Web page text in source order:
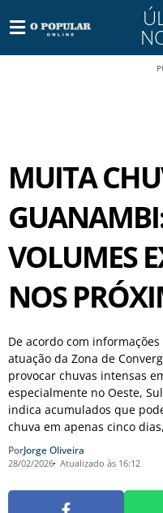
MUITA
VOLUMES
NOS
De acordo com
atuação da Zona de
provocar chuvas intensas
especialmente no Oeste,
indica acumulados que
chuva em apenas cinco
PorJorge Oliveira
28/02/2026 Atualizado às 16:12